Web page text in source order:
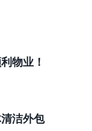
物业！
洁外包